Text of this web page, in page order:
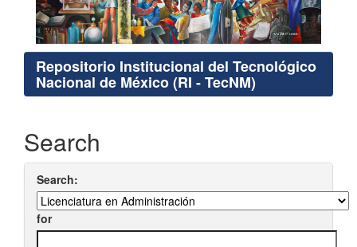
Repositorio Institucional del Tecnológico
Nacional de México (RI - TecNM)
Search
Search:
for